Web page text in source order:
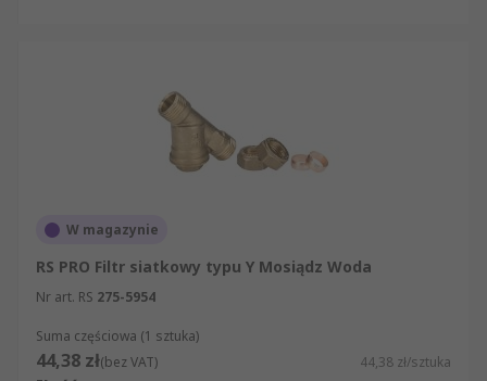
W magazynie
RS PRO Filtr siatkowy typu Y Mosiądz Woda
Nr art. RS 275-5954
Suma częściowa (1 sztuka)
44,38 zł(bez VAT) 44,38 zł/sztuka